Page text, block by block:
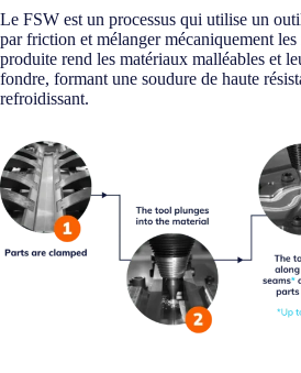
Le FSW est un processus qui utilise un
par friction et mélanger mécaniquement
produite rend les matériaux malléables et
fondre, formant une soudure de haute
refroidissant.